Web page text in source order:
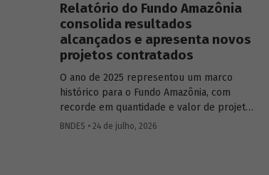
Relatório do Fundo Amazônia
consolida resultados
alcançados e apresenta novos
projetos contratados
O ano de 2025 representou um marco
histórico para o Fundo Amazônia, com
recorde em quantidade e valor de projetos
aprovados, assim como em desembolsos:
BNDES • 24 de julho, 2026